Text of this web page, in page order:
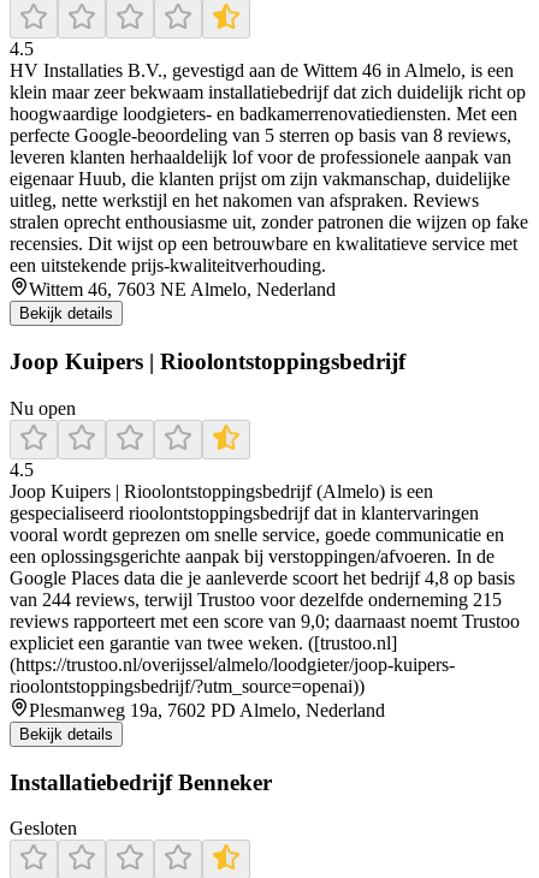
4.5
HV Installaties B.V., gevestigd aan de Wittem 46 in Almelo, is een
klein maar zeer bekwaam installatiebedrijf dat zich duidelijk richt op
hoogwaardige loodgieters- en badkamerrenovatiediensten. Met een
perfecte Google-beoordeling van 5 sterren op basis van 8 reviews,
leveren klanten herhaaldelijk lof voor de professionele aanpak van
eigenaar Huub, die klanten prijst om zijn vakmanschap, duidelijke
uitleg, nette werkstijl en het nakomen van afspraken. Reviews
stralen oprecht enthousiasme uit, zonder patronen die wijzen op fake
recensies. Dit wijst op een betrouwbare en kwalitatieve service met
een uitstekende prijs-kwaliteitverhouding.
Wittem 46, 7603 NE Almelo, Nederland
Bekijk details
Joop Kuipers | Rioolontstoppingsbedrijf
Nu open
4.5
Joop Kuipers | Rioolontstoppingsbedrijf (Almelo) is een
gespecialiseerd rioolontstoppingsbedrijf dat in klantervaringen
vooral wordt geprezen om snelle service, goede communicatie en
een oplossingsgerichte aanpak bij verstoppingen/afvoeren. In de
Google Places data die je aanleverde scoort het bedrijf 4,8 op basis
van 244 reviews, terwijl Trustoo voor dezelfde onderneming 215
reviews rapporteert met een score van 9,0; daarnaast noemt Trustoo
expliciet een garantie van twee weken. ([trustoo.nl]
(https://trustoo.nl/overijssel/almelo/loodgieter/joop-kuipers-
rioolontstoppingsbedrijf/?utm_source=openai))
Plesmanweg 19a, 7602 PD Almelo, Nederland
Bekijk details
Installatiebedrijf Benneker
Gesloten